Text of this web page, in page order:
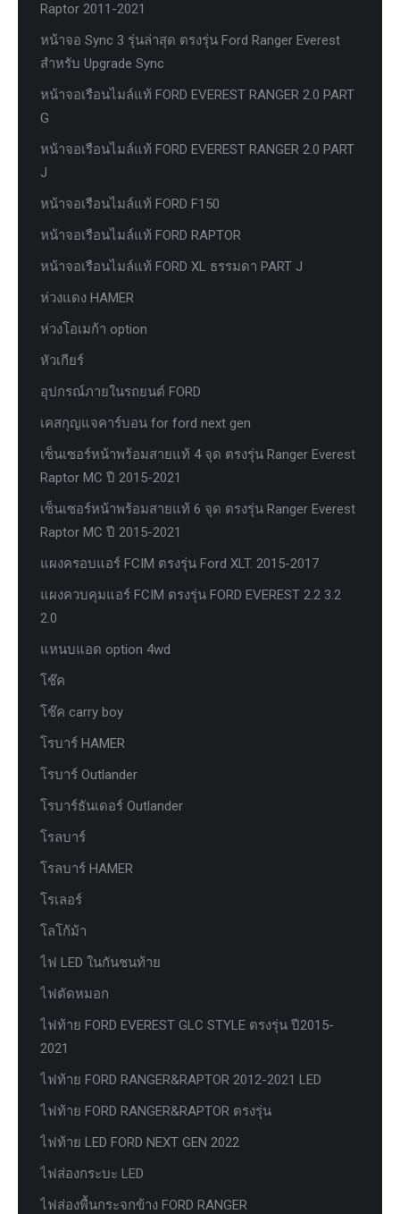
Raptor 2011-2021
หน้าจอ Sync 3 รุ่นล่าสุด ตรงรุ่น Ford Ranger Everest
สำหรับ Upgrade Sync
หน้าจอเรือนไมล์แท้ FORD EVEREST RANGER 2.0 PART
G
หน้าจอเรือนไมล์แท้ FORD EVEREST RANGER 2.0 PART
J
หน้าจอเรือนไมล์แท้ FORD F150
หน้าจอเรือนไมล์แท้ FORD RAPTOR
หน้าจอเรือนไมล์แท้ FORD XL ธรรมดา PART J
ห่วงแดง HAMER
ห่วงโอเมก้า option
หัวเกียร์
อุปกรณ์ภายในรถยนต์ FORD
เคสกุญแจคาร์บอน for ford next gen
เซ็นเซอร์หน้าพร้อมสายแท้ 4 จุด ตรงรุ่น Ranger Everest
Raptor MC ปี 2015-2021
เซ็นเซอร์หน้าพร้อมสายแท้ 6 จุด ตรงรุ่น Ranger Everest
Raptor MC ปี 2015-2021
แผงครอบแอร์ FCIM ตรงรุ่น Ford XLT. 2015-2017
แผงควบคุมแอร์ FCIM ตรงรุ่น FORD EVEREST 2.2 3.2
2.0
แหนบแอด option 4wd
โช๊ค
โช๊ค carry boy
โรบาร์ HAMER
โรบาร์ Outlander
โรบาร์ธันเดอร์ Outlander
โรลบาร์
โรลบาร์ HAMER
โรเลอร์
โลโก้ม้า
ไฟ LED ในกันชนท้าย
ไฟตัดหมอก
ไฟท้าย FORD EVEREST GLC STYLE ตรงรุ่น ปี2015-
2021
ไฟท้าย FORD RANGER&RAPTOR 2012-2021 LED
ไฟท้าย FORD RANGER&RAPTOR ตรงรุ่น
ไฟท้าย LED FORD NEXT GEN 2022
ไฟส่องกระบะ LED
ไฟส่องพื้นกระจกข้าง FORD RANGER